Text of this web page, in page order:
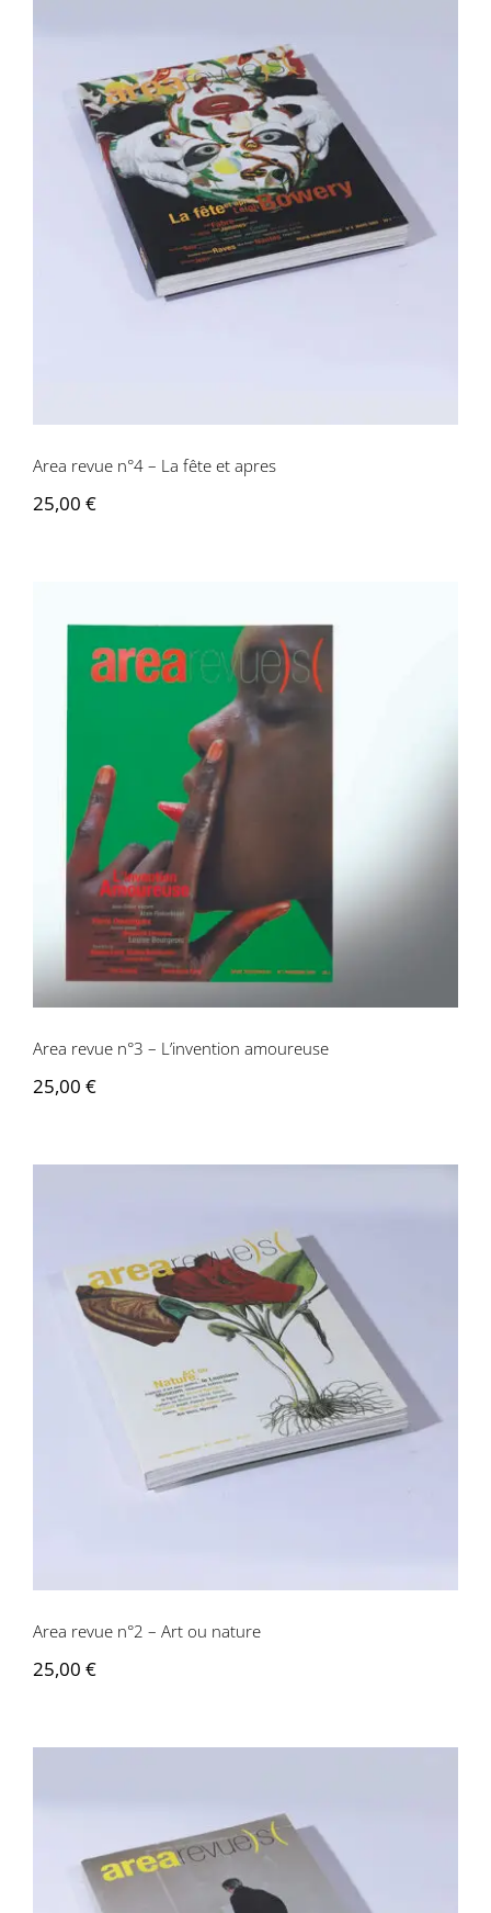
Area revue n°4 – La fête et apres
Area revue n°4 – La fête et apres
25,00 €
Area revue n°3 – L’invention amoureuse
Area revue n°3 – L’invention amoureuse
25,00 €
Area revue n°2 – Art ou nature
Area revue n°2 – Art ou nature
25,00 €